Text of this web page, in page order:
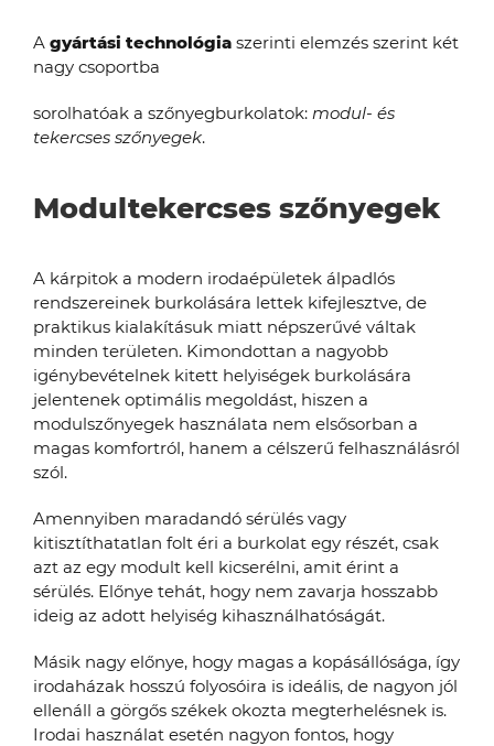
A gyártási technológia szerinti elemzés szerint két
nagy csoportba
sorolhatóak a szőnyegburkolatok: modul- és
tekercses szőnyegek.
Modultekercses szőnyegek
A kárpitok a modern irodaépületek álpadlós
rendszereinek burkolására lettek kifejlesztve, de
praktikus kialakításuk miatt népszerűvé váltak
minden területen. Kimondottan a nagyobb
igénybevételnek kitett helyiségek burkolására
jelentenek optimális megoldást, hiszen a
modulszőnyegek használata nem elsősorban a
magas komfortról, hanem a célszerű felhasználásról
szól.
Amennyiben maradandó sérülés vagy
kitisztíthatatlan folt éri a burkolat egy részét, csak
azt az egy modult kell kicserélni, amit érint a
sérülés. Előnye tehát, hogy nem zavarja hosszabb
ideig az adott helyiség kihasználhatóságát.
Másik nagy előnye, hogy magas a kopásállósága, így
irodaházak hosszú folyosóira is ideális, de nagyon jól
ellenáll a görgős székek okozta megterhelésnek is.
Irodai használat esetén nagyon fontos, hogy